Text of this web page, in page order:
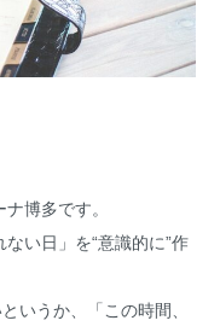
博多です。
い日」を“意識的に”作
いうか、「この時間、